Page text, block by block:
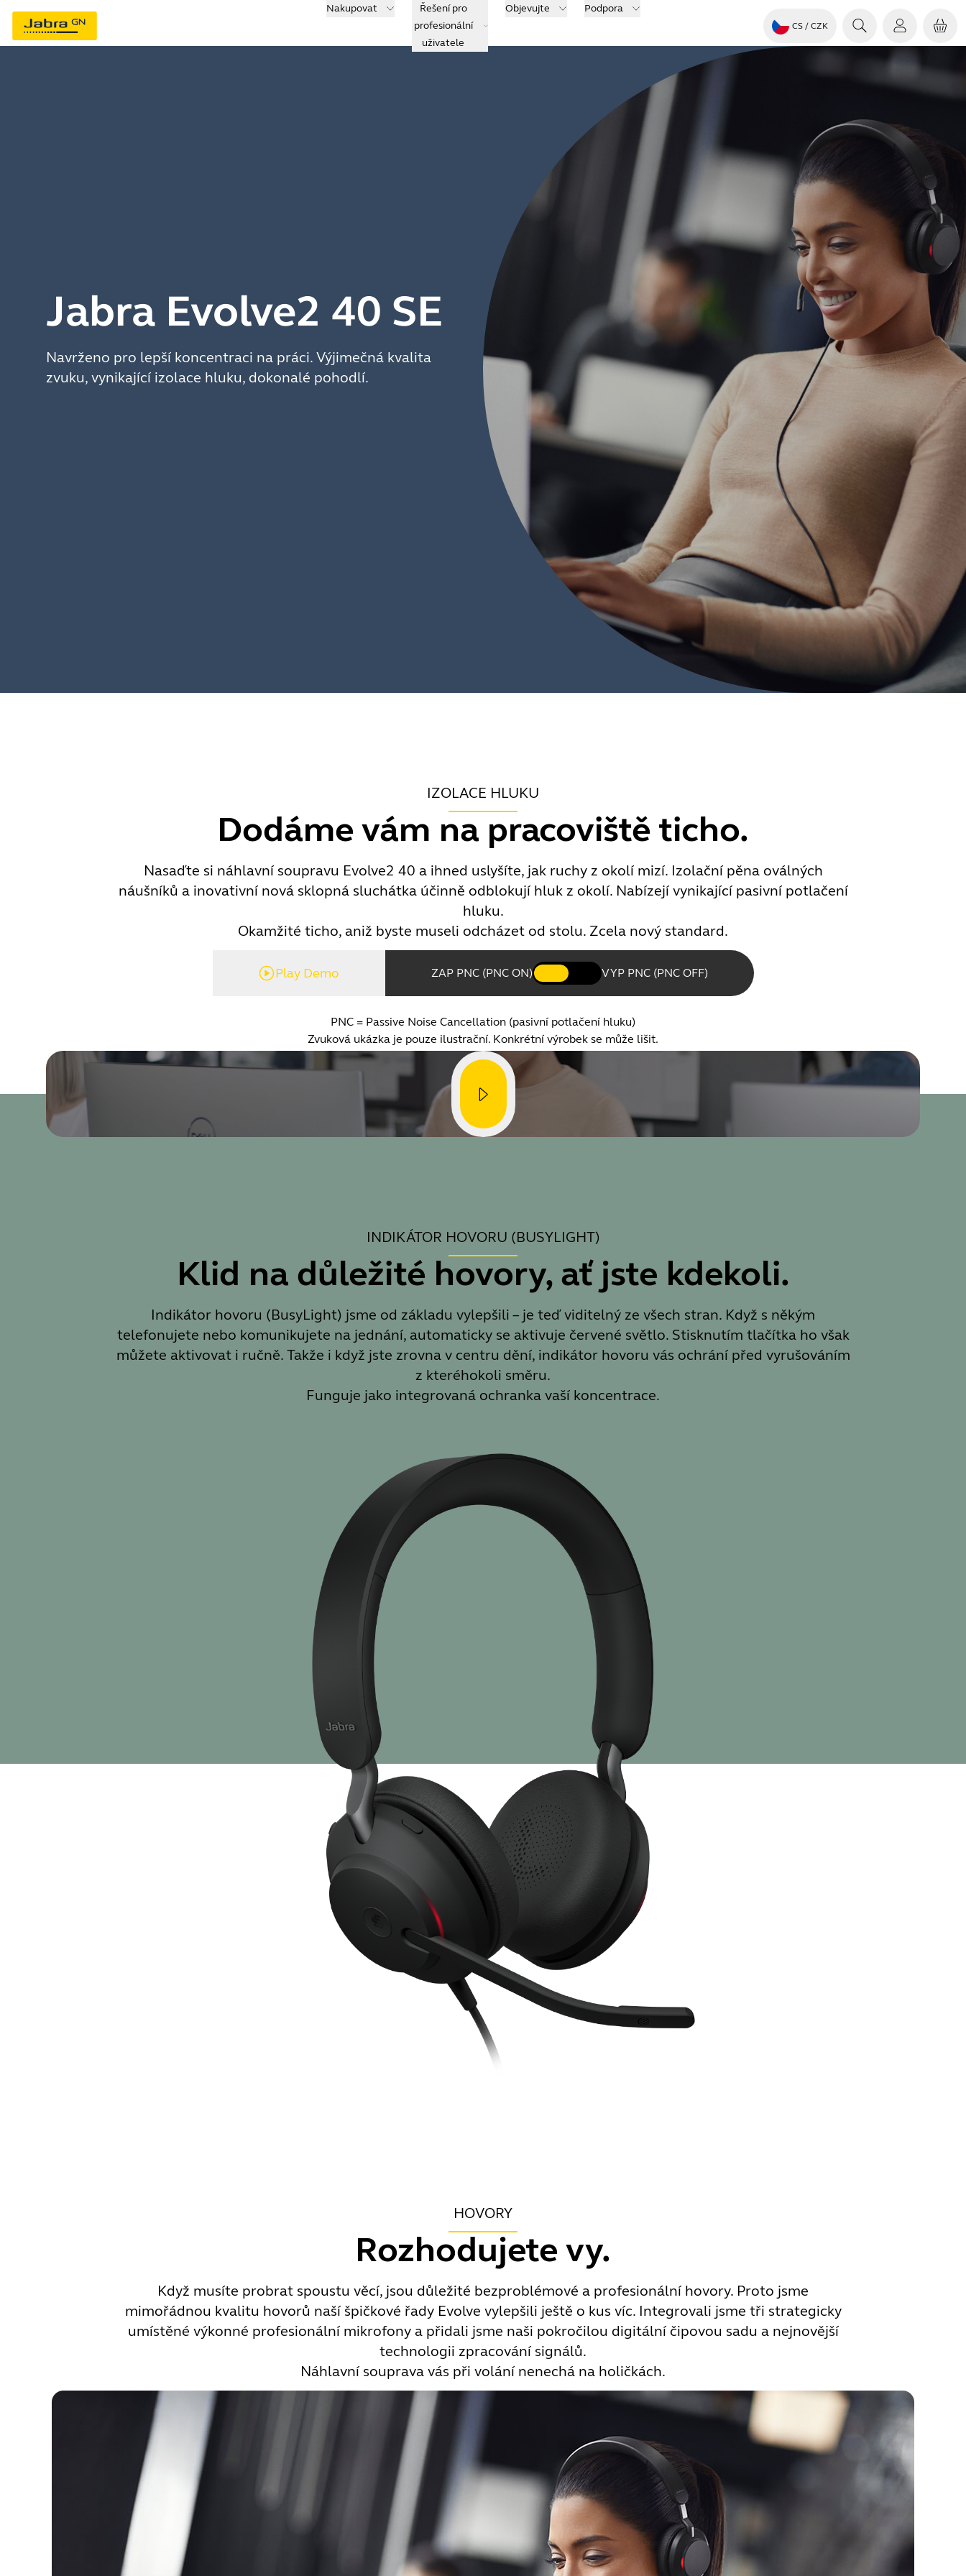
Nakupovat
Řešení pro
profesionální
uživatele
Objevujte Podpora
CS / CZK
Jabra Evolve2 40 SE
Navrženo pro lepší koncentraci na práci. Výjimečná kvalita
zvuku, vynikající izolace hluku, dokonalé pohodlí.
IZOLACE HLUKU
Dodáme vám na pracoviště ticho.
Nasaďte si náhlavní soupravu Evolve2 40 a ihned uslyšíte, jak ruchy z okolí mizí. Izolační pěna oválných
náušníků a inovativní nová sklopná sluchátka účinně odblokují hluk z okolí. Nabízejí vynikající pasivní potlačení
hluku.
Okamžité ticho, aniž byste museli odcházet od stolu. Zcela nový standard.
Play Demo ZAP PNC (PNC ON) VYP PNC (PNC OFF)
PNC = Passive Noise Cancellation (pasivní potlačení hluku)
Zvuková ukázka je pouze ilustrační. Konkrétní výrobek se může lišit.
INDIKÁTOR HOVORU (BUSYLIGHT)
Klid na důležité hovory, ať jste kdekoli.
Indikátor hovoru (BusyLight) jsme od základu vylepšili – je teď viditelný ze všech stran. Když s někým
telefonujete nebo komunikujete na jednání, automaticky se aktivuje červené světlo. Stisknutím tlačítka ho však
můžete aktivovat i ručně. Takže i když jste zrovna v centru dění, indikátor hovoru vás ochrání před vyrušováním
z kteréhokoli směru.
Funguje jako integrovaná ochranka vaší koncentrace.
HOVORY
Rozhodujete vy.
Když musíte probrat spoustu věcí, jsou důležité bezproblémové a profesionální hovory. Proto jsme
mimořádnou kvalitu hovorů naší špičkové řady Evolve vylepšili ještě o kus víc. Integrovali jsme tři strategicky
umístěné výkonné profesionální mikrofony a přidali jsme naši pokročilou digitální čipovou sadu a nejnovější
technologii zpracování signálů.
Náhlavní souprava vás při volání nenechá na holičkách.